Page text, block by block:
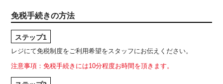
免税手続きの方法
ステップ1
レジにて免税制度をご利用希望をスタッフにお伝えください。
注意事項：免税手続きには10分程度お時間を頂きます。